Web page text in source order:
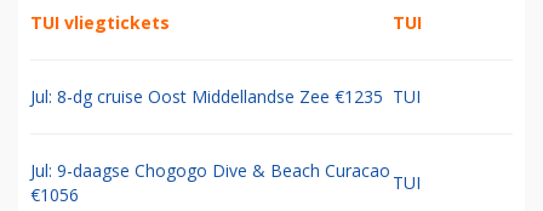
TUI vliegtickets TUI
Jul: 8-dg cruise Oost Middellandse Zee €1235 TUI
Jul: 9-daagse Chogogo Dive & Beach Curacao
€1056
TUI